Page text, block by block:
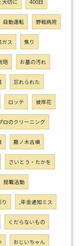
大切に 400日
自動運転 野戦病院
ガス 焦り
砲 お墓の汚れ
忘れられた
ロッテ 彼岸花
ロのクリーニング
藤ノ木古墳
さいとう・たかを
就職活動
,年金通知ミス
くだらないもの
おじいちゃん